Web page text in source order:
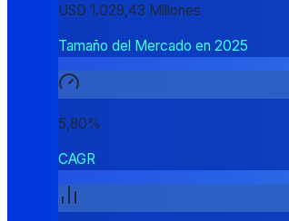
USD 1.029,43 Millones
Tamaño del Mercado en 2025
5,80%
CAGR